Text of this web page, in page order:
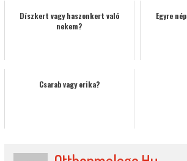
Díszkert vagy haszonkert való
nekem?
Egyre
Csarab vagy erika?